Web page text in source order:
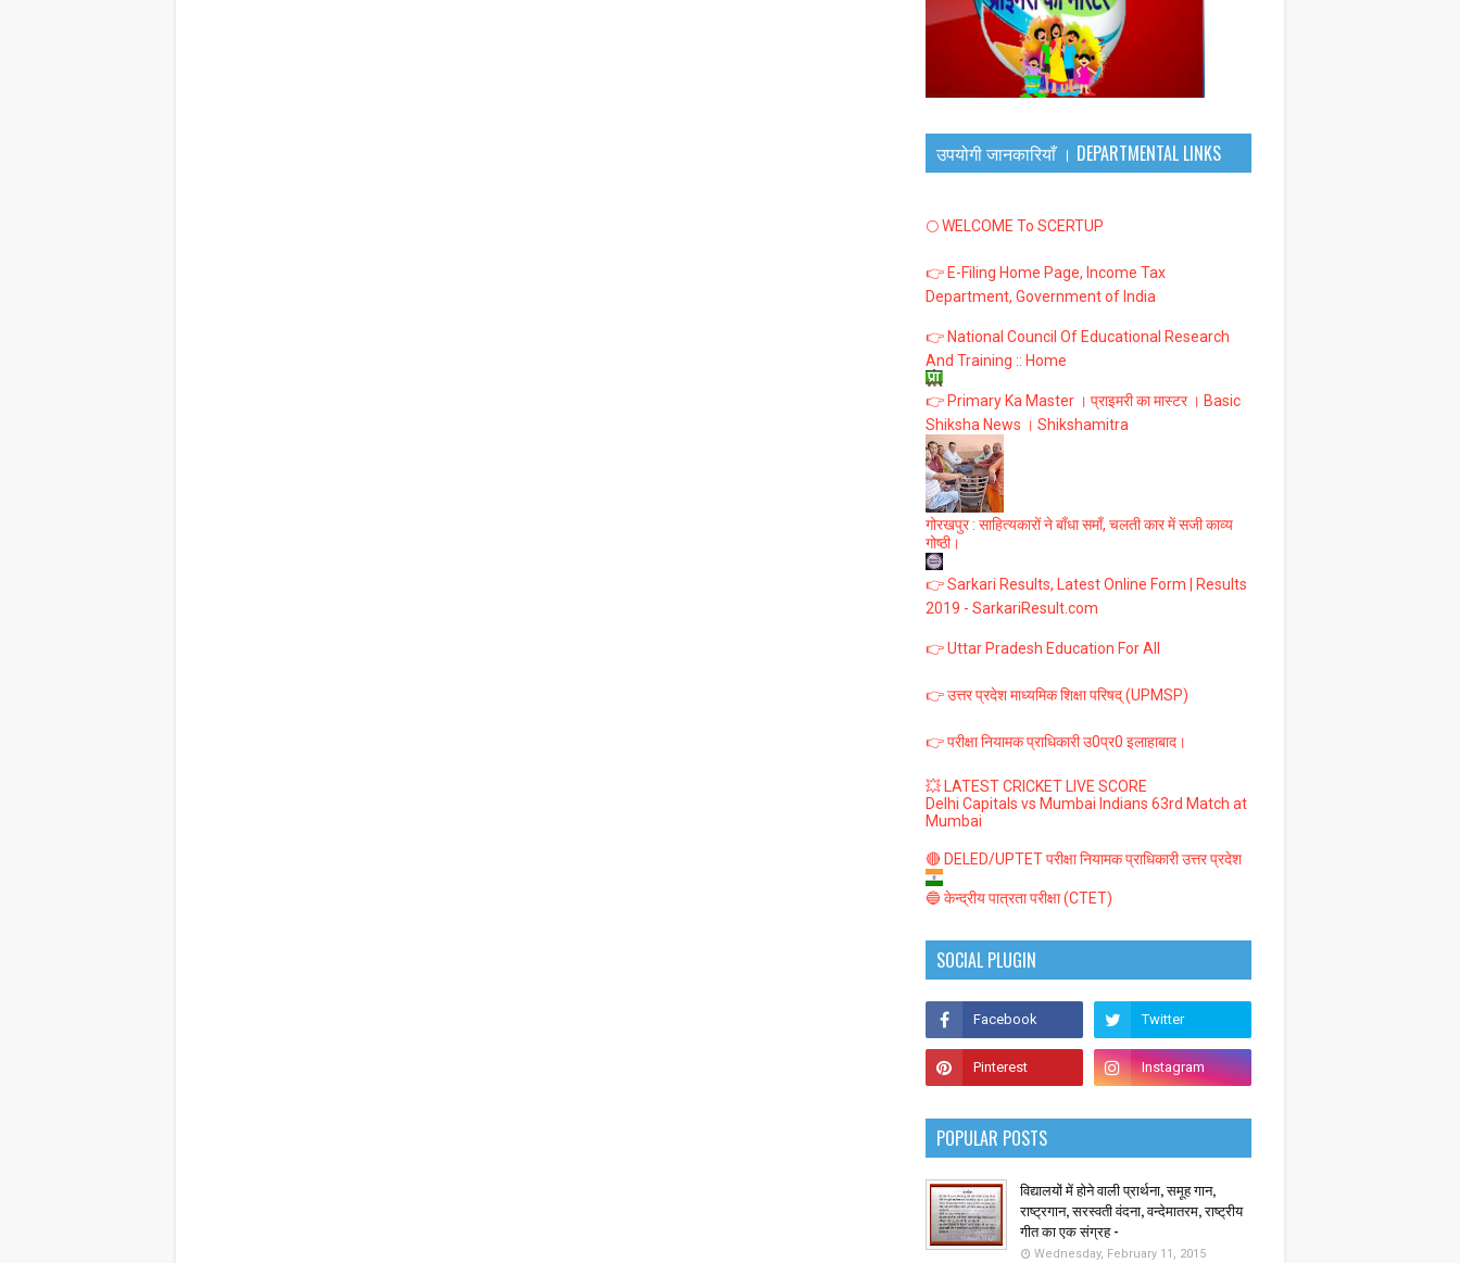
उपयोगी जानकारियाँ । DEPARTMENTAL LINKS
🌕 WELCOME To SCERTUP
👉 E-Filing Home Page, Income Tax
Department, Government of India
👉 National Council Of Educational Research
And Training :: Home
👉 Primary Ka Master । प्राइमरी का मास्टर । Basic
Shiksha News । Shikshamitra
गोरखपुर : साहित्यकारों ने बाँधा समाँ, चलती कार में सजी काव्य
गोष्ठी।
👉 Sarkari Results, Latest Online Form | Results
2019 - SarkariResult.com
👉 Uttar Pradesh Education For All
👉 उत्तर प्रदेश माध्यमिक शिक्षा परिषद् (UPMSP)
👉 परीक्षा नियामक प्राधिकारी उ0प्र0 इलाहाबाद।
💥 LATEST CRICKET LIVE SCORE
Delhi Capitals vs Mumbai Indians 63rd Match at
Mumbai
🔴 DELED/UPTET परीक्षा नियामक प्राधिकारी उत्तर प्रदेश
🔵 केन्द्रीय पात्रता परीक्षा (CTET)
SOCIAL PLUGIN
POPULAR POSTS
विद्यालयों में होने वाली प्रार्थना, समूह गान,
राष्ट्रगान, सरस्वती वंदना, वन्देमातरम, राष्ट्रीय
गीत का एक संग्रह -
Wednesday, February 11, 2015